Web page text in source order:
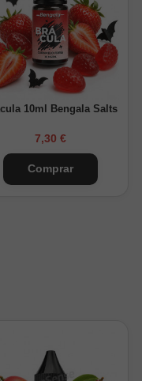
desales de
recargablepara
10ml Bengala Salts
7,30 €
Comprar